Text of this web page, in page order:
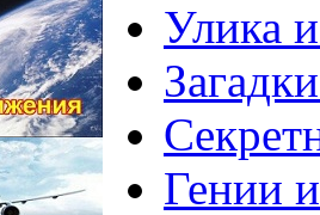
Улика
Гении